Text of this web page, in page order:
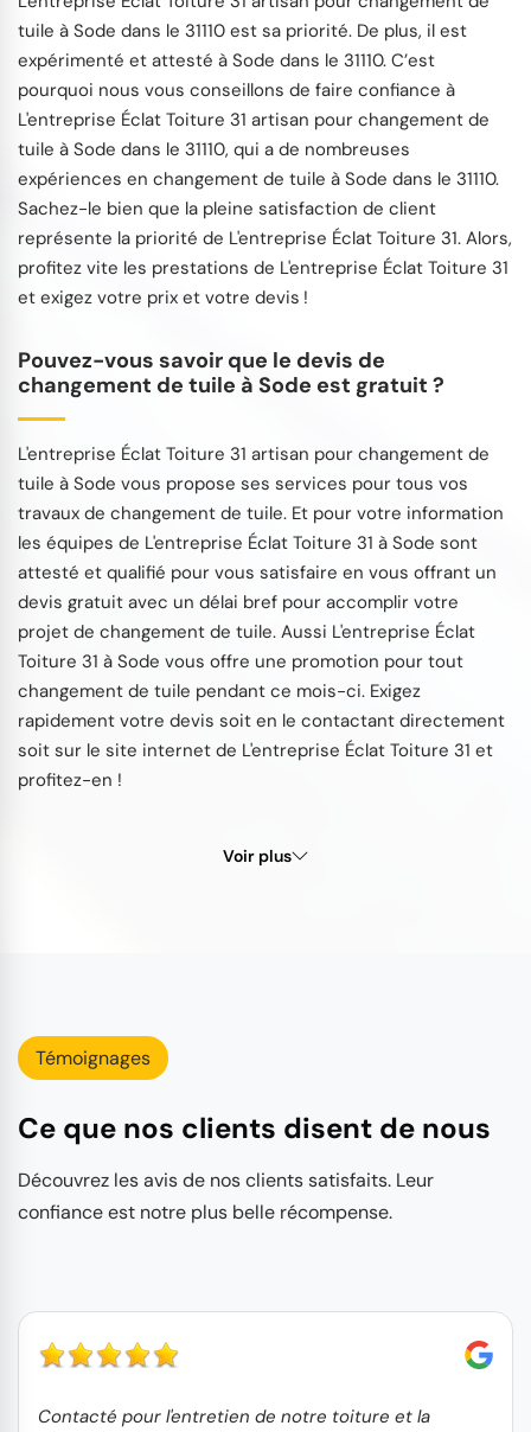
tuile à Sode dans le 31110 est sa priorité. De plus, il est
expérimenté et attesté à Sode dans le 31110. C’est
pourquoi nous vous conseillons de faire confiance à
L'entreprise Éclat Toiture 31 artisan pour changement de
tuile à Sode dans le 31110, qui a de nombreuses
expériences en changement de tuile à Sode dans le 31110.
Sachez-le bien que la pleine satisfaction de client
représente la priorité de L'entreprise Éclat Toiture 31. Alors,
profitez vite les prestations de L'entreprise Éclat Toiture 31
et exigez votre prix et votre devis !
Pouvez-vous savoir que le devis de
changement de tuile à Sode est gratuit ?
L'entreprise Éclat Toiture 31 artisan pour changement de
tuile à Sode vous propose ses services pour tous vos
travaux de changement de tuile. Et pour votre information
les équipes de L'entreprise Éclat Toiture 31 à Sode sont
attesté et qualifié pour vous satisfaire en vous offrant un
devis gratuit avec un délai bref pour accomplir votre
projet de changement de tuile. Aussi L'entreprise Éclat
Toiture 31 à Sode vous offre une promotion pour tout
changement de tuile pendant ce mois-ci. Exigez
rapidement votre devis soit en le contactant directement
soit sur le site internet de L'entreprise Éclat Toiture 31 et
profitez-en !
Voir plus
Témoignages
Ce que nos clients disent de nous
Découvrez les avis de nos clients satisfaits. Leur
confiance est notre plus belle récompense.
Contacté pour l'entretien de notre toiture et la